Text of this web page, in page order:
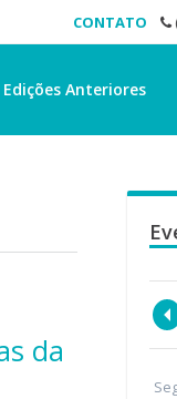
CONTATO
Edições Anteriores
da